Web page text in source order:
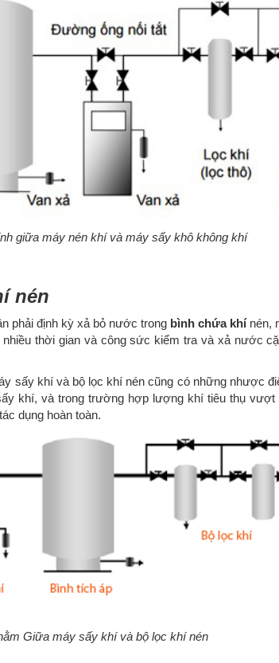
giữa máy nén khí và máy sấy khô không khí
nén
phải định kỳ xả bỏ nước trong bình chứa khínén,
thời gian và công sức kiểm tra và xả nước
sấy khí và bộ lọc khí nén cũng có những nhược
khí, và trong trường hợp lượng khí tiêu thụ vượt
dụng hoàn toàn.
Giữa máy sấy khí và bộ lọc khí nén